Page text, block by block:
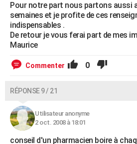
Pour notre part nous partons aussi
semaines et je profite de ces
indispensables .
De retour je vous ferai part de mes
Maurice
Commenter 0
RÉPONSE 9 / 21
Utilisateur anonyme
2 oct. 2008 à 18:01
conseil d'un pharmacien boire à